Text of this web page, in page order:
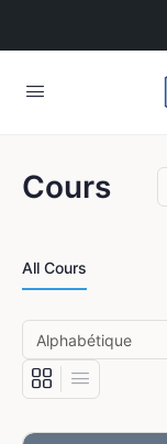
Cours
All Cours